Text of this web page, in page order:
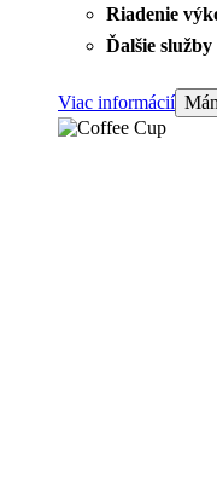
Riadenie
Ďalšie
Viac informácií